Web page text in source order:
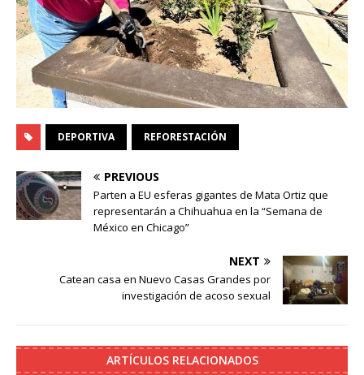
DEPORTIVA REFORESTACIÓN
PREVIOUS
Parten a EU esferas gigantes de Mata Ortiz que
representarán a Chihuahua en la “Semana de
México en Chicago”
NEXT
Catean casa en Nuevo Casas Grandes por
investigación de acoso sexual
ARTÍCULOS RELACIONADOS